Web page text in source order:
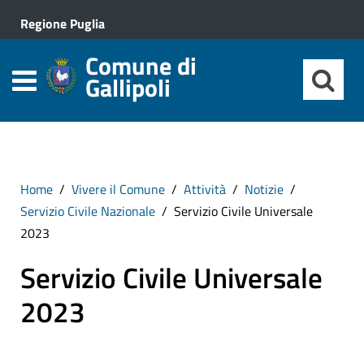
Regione Puglia
Comune di
Gallipoli
Home Vivere il Comune Attività
Notizie
Servizio Civile Nazionale
Servizio Civile Universale
2023
Servizio Civile Universale
2023